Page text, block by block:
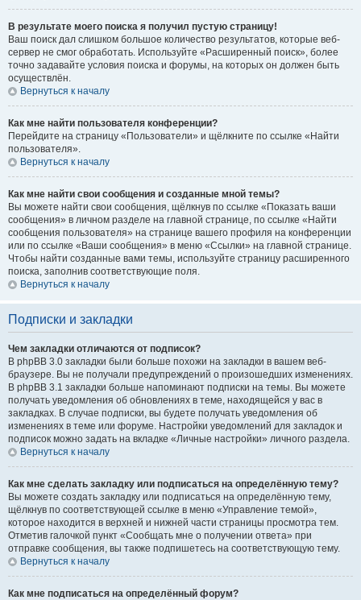
В результате моего поиска я получил пустую страницу!
Ваш поиск дал слишком большое количество результатов, которые веб-
сервер не смог обработать. Используйте «Расширенный поиск», более
точно задавайте условия поиска и форумы, на которых он должен быть
осуществлён.
Вернуться к началу
Как мне найти пользователя конференции?
Перейдите на страницу «Пользователи» и щёлкните по ссылке «Найти
пользователя».
Вернуться к началу
Как мне найти свои сообщения и созданные мной темы?
Вы можете найти свои сообщения, щёлкнув по ссылке «Показать ваши
сообщения» в личном разделе на главной странице, по ссылке «Найти
сообщения пользователя» на странице вашего профиля на конференции
или по ссылке «Ваши сообщения» в меню «Ссылки» на главной странице.
Чтобы найти созданные вами темы, используйте страницу расширенного
поиска, заполнив соответствующие поля.
Вернуться к началу
Подписки и закладки
Чем закладки отличаются от подписок?
В phpBB 3.0 закладки были больше похожи на закладки в вашем веб-
браузере. Вы не получали предупреждений о произошедших изменениях.
В phpBB 3.1 закладки больше напоминают подписки на темы. Вы можете
получать уведомления об обновлениях в теме, находящейся у вас в
закладках. В случае подписки, вы будете получать уведомления об
изменениях в теме или форуме. Настройки уведомлений для закладок и
подписок можно задать на вкладке «Личные настройки» личного раздела.
Вернуться к началу
Как мне сделать закладку или подписаться на определённую тему?
Вы можете создать закладку или подписаться на определённую тему,
щёлкнув по соответствующей ссылке в меню «Управление темой»,
которое находится в верхней и нижней части страницы просмотра тем.
Отметив галочкой пункт «Сообщать мне о получении ответа» при
отправке сообщения, вы также подпишетесь на соответствующую тему.
Вернуться к началу
Как мне подписаться на определённый форум?